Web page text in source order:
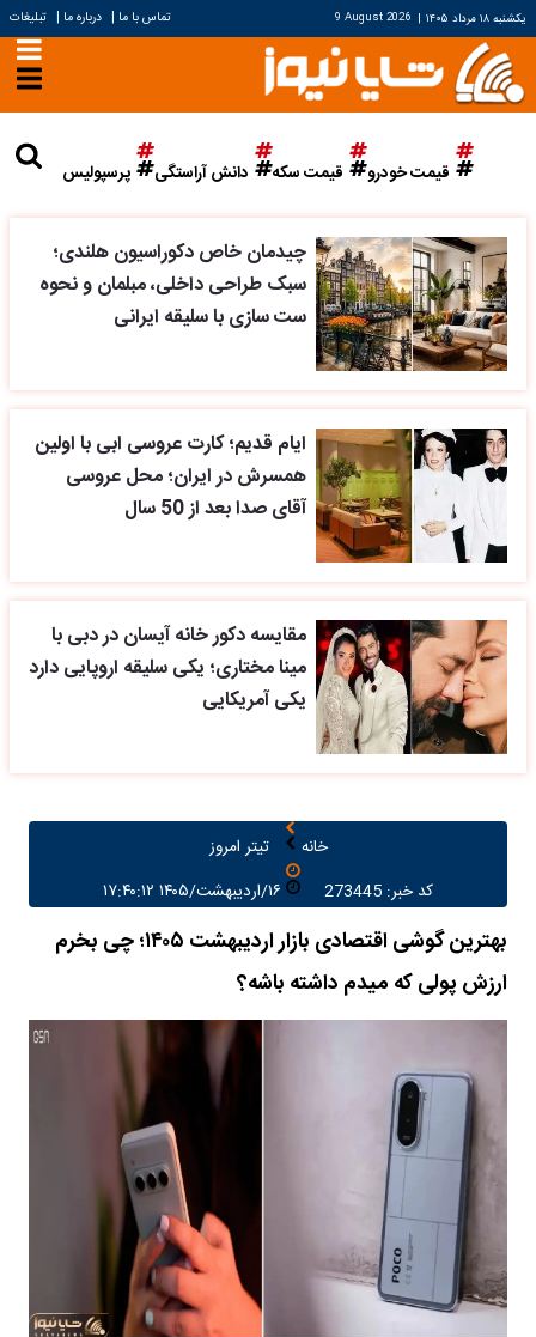
یکشنبه ۱۸ مرداد ۱۴۰۵ |
9 August 2026 تماس با ما | درباره ما | تبلیغات
قیمت خودرو قیمت سکه دانش آراستگی پرسپولیس
چیدمان خاص دکوراسیون هلندی؛
سبک طراحی داخلی، مبلمان و نحوه
ست سازی با سلیقه ایرانی
ایام قدیم؛ کارت عروسی ابی با اولین
همسرش در ایران؛ محل عروسی
آقای صدا بعد از 50 سال
مقایسه دکور خانه آیسان در دبی با
مینا مختاری؛ یکی سلیقه اروپایی دارد
یکی آمریکایی
خانه
تیتر امروز
کد خبر: 273445
بهترین گوشی اقتصادی بازار اردیبهشت ۱۴۰۵؛ چی بخرم
ارزش پولی که میدم داشته باشه؟